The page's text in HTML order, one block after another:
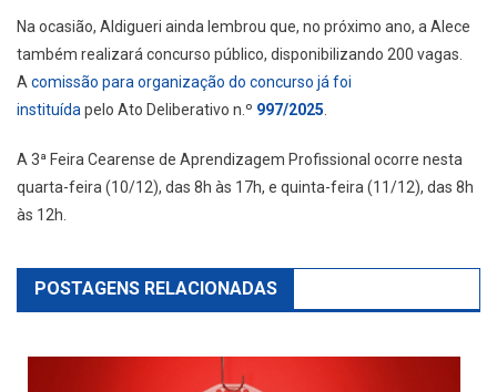
Na ocasião, Aldigueri ainda lembrou que, no próximo ano, a Alece
também realizará concurso público, disponibilizando 200 vagas.
Acomissão para organização do concurso já foi
instituídapelo Ato Deliberativo n.º 997/2025.
A 3ª Feira Cearense de Aprendizagem Profissional ocorre nesta
quarta-feira (10/12), das 8h às 17h, e quinta-feira (11/12), das 8h
às 12h.
POSTAGENS RELACIONADAS